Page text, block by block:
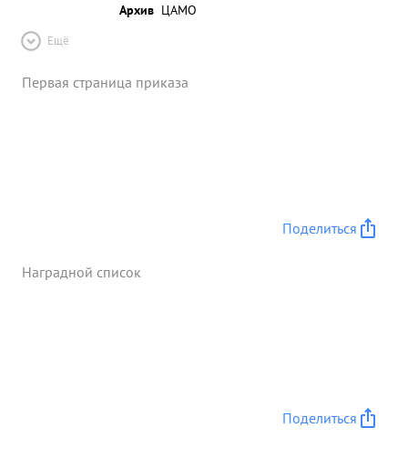
Архив ЦАМО
Ещё
Первая страница приказа
Поделиться
Наградной список
Поделиться